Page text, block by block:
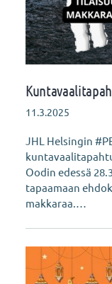
11.3.2025
JHL Helsingin
Oodin edessä
tapaamaan
makkaraa.…